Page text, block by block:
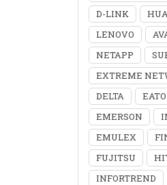
D-LINK
LENOVO
NETAPP
EXTREME
DELTA
EMERSON
EMULEX
FUJITSU
INFORTREND